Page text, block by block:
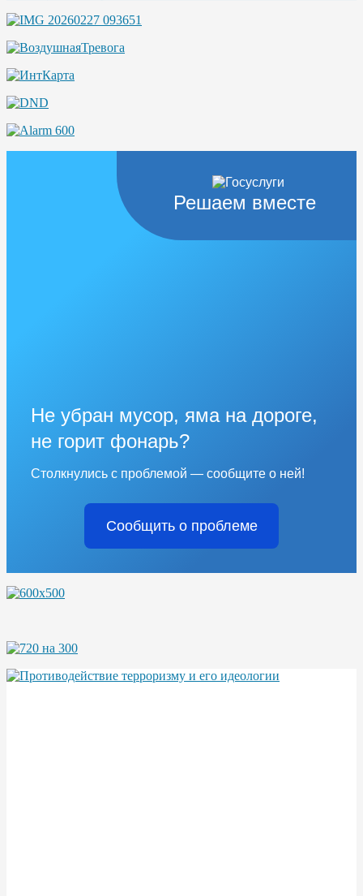
Решаем вместе
Не убран мусор, яма на дороге,
не горит фонарь?
Столкнулись с проблемой — сообщите о ней!
Сообщить о проблеме